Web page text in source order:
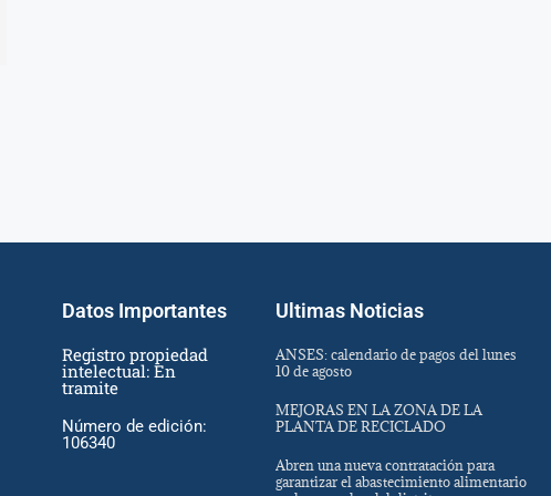
Datos Importantes
Registro propiedad
intelectual: En
tramite
Número de edición:
106340
Ultimas Noticias
ANSES: calendario de pagos del lunes
10 de agosto
MEJORAS EN LA ZONA DE LA
PLANTA DE RECICLADO
Abren una nueva contratación para
garantizar el abastecimiento alimentario